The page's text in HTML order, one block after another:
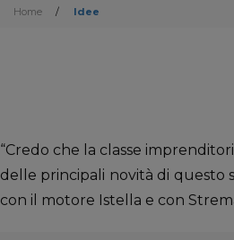
Home / Idee
“Credo che la classe
delle principali novità di questo
con il motore Istella e con